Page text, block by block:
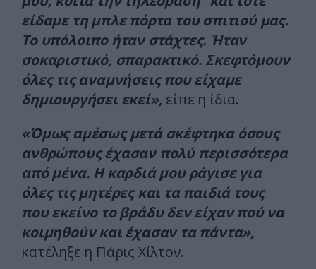
είδαμε τη μπλε πόρτα του σπιτιού μας.
Το υπόλοιπο ήταν στάχτες. Ήταν
σοκαριστικό, σπαρακτικό. Σκεφτόμουν
όλες τις αναμνήσεις που είχαμε
δημιουργήσει εκεί», είπε η ίδια.
«Όμως αμέσως μετά σκέφτηκα όσους
ανθρώπους έχασαν πολύ περισσότερα
από μένα. Η καρδιά μου ράγισε για
όλες τις μητέρες και τα παιδιά τους
που εκείνο το βράδυ δεν είχαν πού να
κοιμηθούν και έχασαν τα πάντα»,
κατέληξε η Πάρις Χίλτον.